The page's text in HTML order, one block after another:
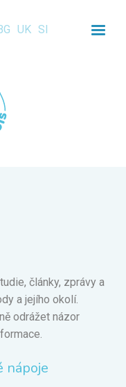
UK SI
články, zprávy a
a jejího okolí.
odrážet názor
nápoje